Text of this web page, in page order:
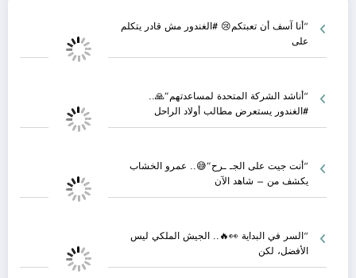
“أنا آسف أن تعبتكم😢 #الغندور مش قادر يتكلم
على
“أناشد الشركة المتحدة لمساعدتهم”🙏..
#الغندور يستعرض مطالب أولاد الراحل
“أنت جيت على الجـ ـرح”😅.. عمرو الخشاب
يكشف من – شاهد الآن
“السر في البداية 👀🔥.. الجيش الملكي ليس
الأفضل، لكن